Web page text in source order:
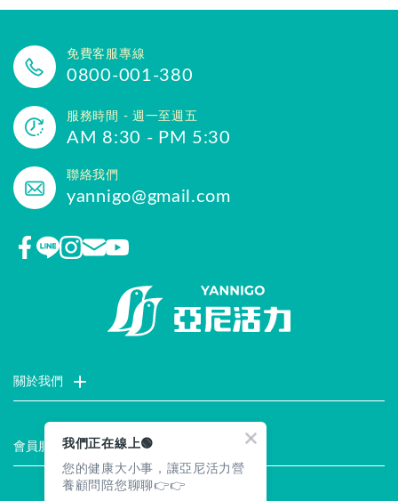
免費客服專線
0800-001-380
服務時間 - 週一至週五
AM 8:30 - PM 5:30
聯絡我們
yannigo@gmail.com
關於我們
會員服務
最新消息 註冊會員
試用索取 服務說明
我們正在線上🟢
您的健康大小事，讓亞尼活力營
養顧問陪您聊聊👉👉